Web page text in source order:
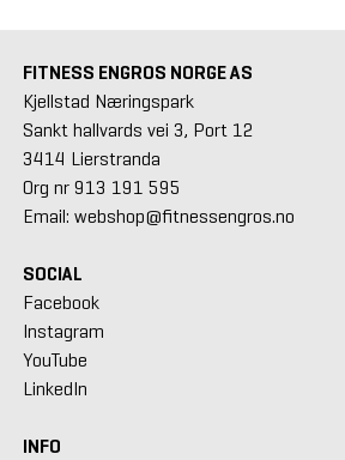
FITNESS ENGROS NORGE AS
Kjellstad Næringspark
Sankt hallvards vei 3, Port 12
3414 Lierstranda
Org nr 913 191 595
Email: webshop@fitnessengros.no
SOCIAL
Facebook
Instagram
YouTube
LinkedIn
INFO